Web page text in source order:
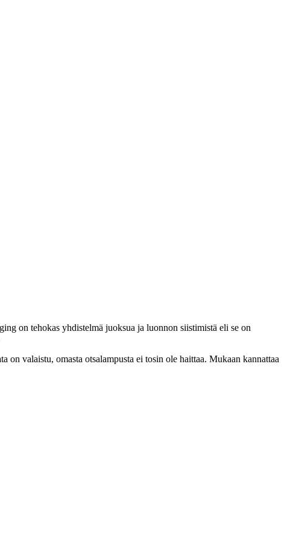
on tehokas yhdistelmä juoksua ja luonnon siistimistä eli se on
valaistu, omasta otsalampusta ei tosin ole haittaa. Mukaan kannattaa